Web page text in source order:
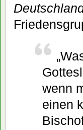
wenn
einen